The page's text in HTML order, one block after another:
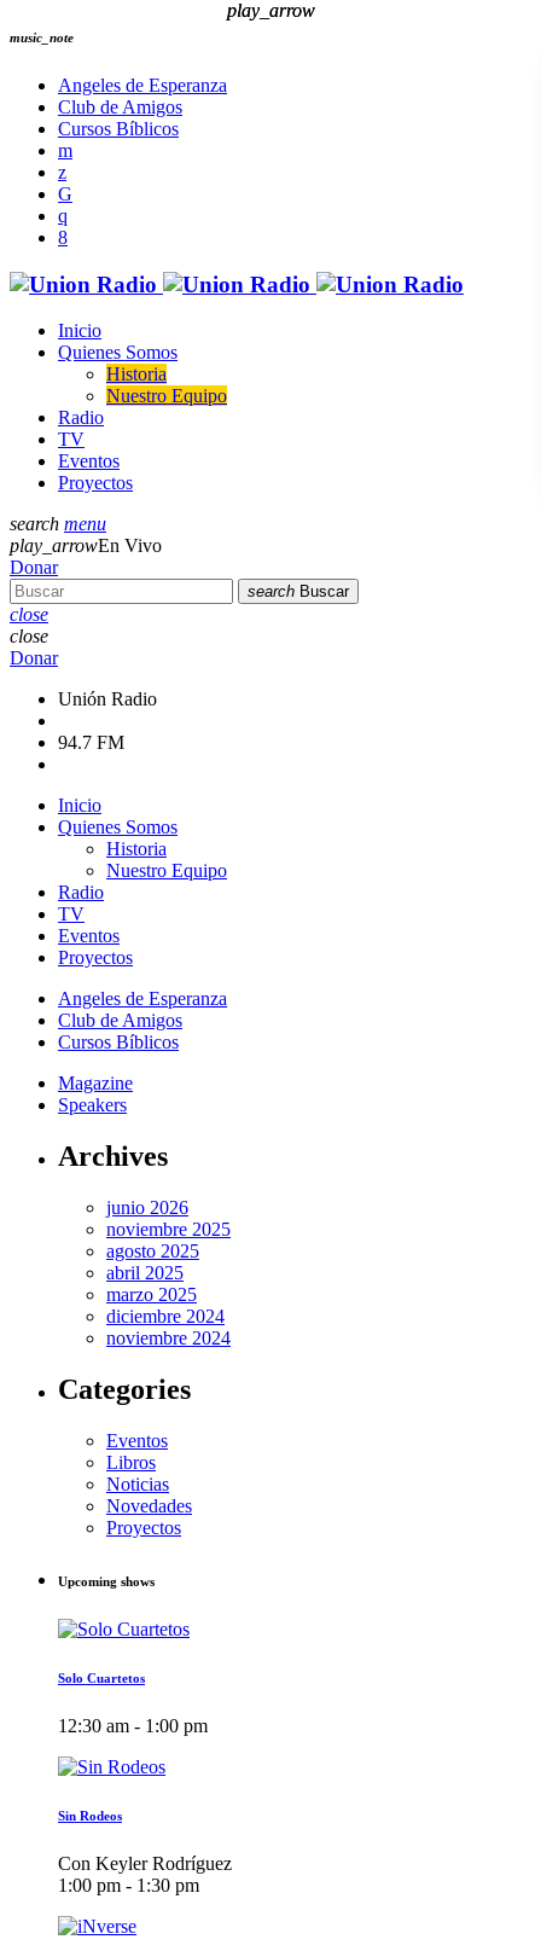
music_note
Angeles de Esperanza
Club de Amigos
Cursos Bíblicos
Inicio
Quienes Somos
Historia
Nuestro Equipo
Radio
TV
Eventos
Proyectos
search menu
play_arrowEn Vivo
Donar
search Buscar
close
close
Donar
play_arrow
Unión Radio
play_arrow
94.7 FM
Inicio
Quienes Somos
Historia
Nuestro Equipo
Radio
TV
Eventos
Proyectos
Angeles de Esperanza
Club de Amigos
Cursos Bíblicos
Magazine
Speakers
Archives
junio 2026
noviembre 2025
agosto 2025
abril 2025
marzo 2025
diciembre 2024
noviembre 2024
Categories
Eventos
Libros
Noticias
Novedades
Proyectos
Upcoming shows
Solo Cuartetos
12:30 am - 1:00 pm
Sin Rodeos
Con Keyler Rodríguez
1:00 pm - 1:30 pm